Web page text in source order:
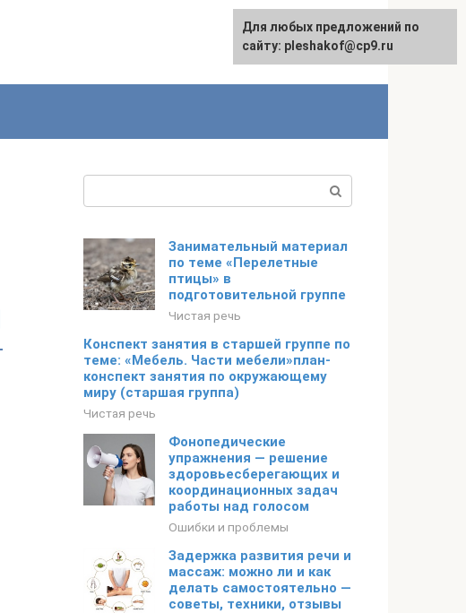
Занимательный материал
по теме «Перелетные
птицы» в
подготовительной группе
Чистая речь
Конспект занятия в старшей группе по
теме: «Мебель. Части мебели»план-
конспект занятия по окружающему
миру (старшая группа)
Чистая речь
Фонопедические
упражнения — решение
здоровьесберегающих и
координационных задач
работы над голосом
Ошибки и проблемы
Задержка развития речи и
массаж: можно ли и как
делать самостоятельно —
советы, техники, отзывы
Для любых предложений по
сайту: pleshakof@cp9.ru